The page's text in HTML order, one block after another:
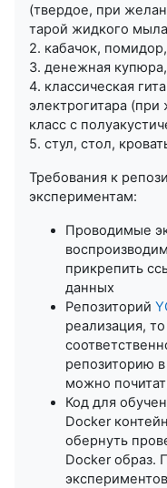
(твердое, при
тарой жидкого
2. кабачок,
3. денежная
4. классическая
электрогитара
класс с
5. стул, стол,
Требования к
экспериментам:
Проводимые
прикрепить
данных
Репозиторий
реализация,
репозиторию в
можно
Код для
Docker
обернуть
Docker образ.